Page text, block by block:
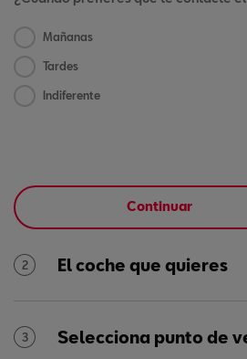
Mañanas
Tardes
Indiferente
Continuar
2 El coche que quieres
3 Selecciona punto de